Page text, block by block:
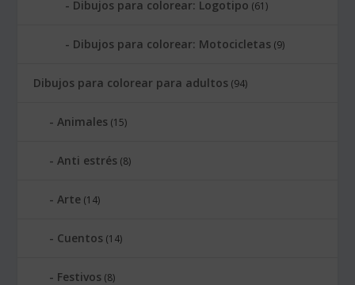
Dibujos para colorear: Logotipo (61)
Dibujos para colorear: Motocicletas (9)
Dibujos para colorear para adultos (94)
Animales (15)
Anti estrés (8)
Arte (14)
Cuentos (14)
Festivos (8)